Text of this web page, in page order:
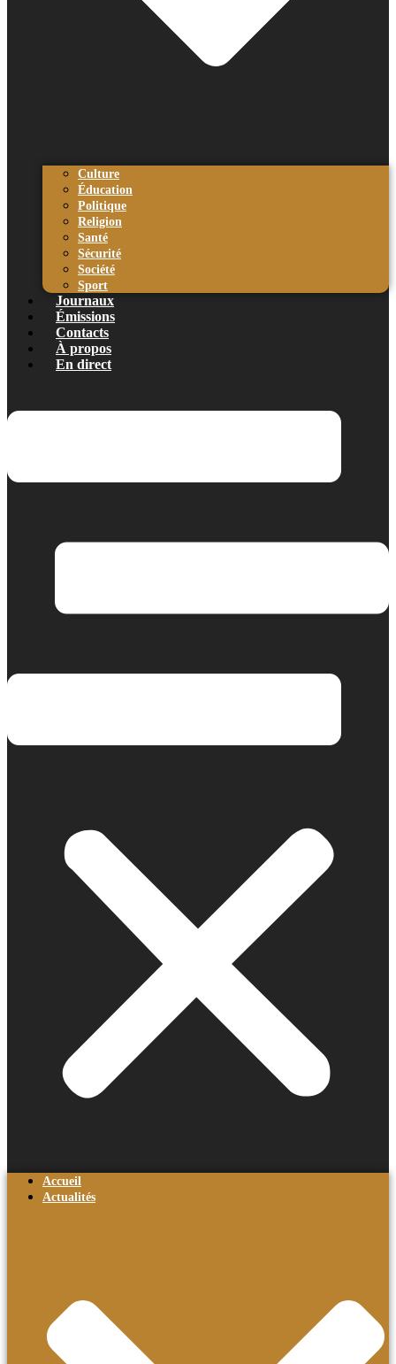
Culture
Éducation
Politique
Religion
Santé
Sécurité
Société
Sport
Journaux
Émissions
Contacts
À propos
En direct
Accueil
Actualités